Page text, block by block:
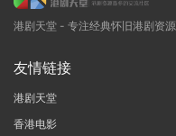
港剧天堂 - 专注经典怀旧港剧资源
友情链接
港剧天堂
香港电影